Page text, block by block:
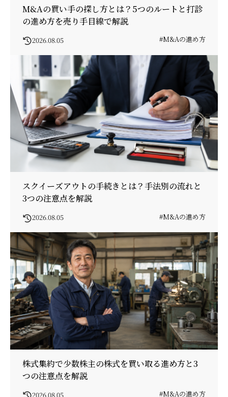
M&Aの買い手の探し方とは？5つのルートと打診
の進め方を売り手目線で解説
2026.08.05 #M&Aの進め方
スクイーズアウトの手続きとは？手法別の流れと
3つの注意点を解説
2026.08.05 #M&Aの進め方
株式集約で少数株主の株式を買い取る進め方と3
つの注意点を解説
2026.08.05 #M&Aの進め方